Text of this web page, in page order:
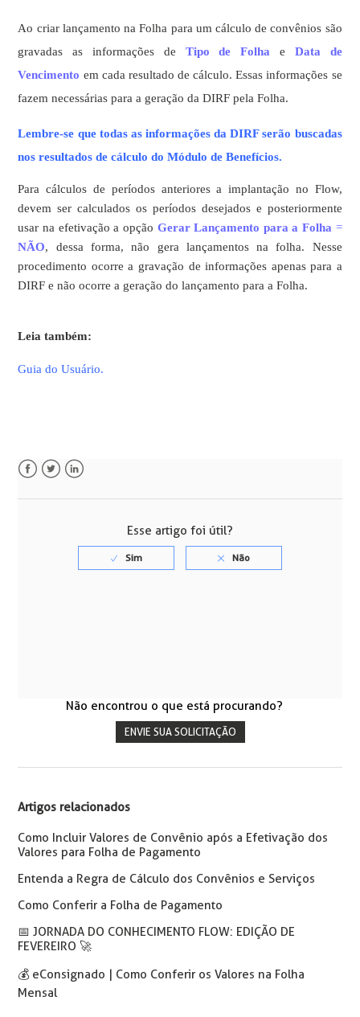
Ao criar lançamento na Folha para um cálculo de convênios são
gravadas as informações de Tipo de Folha e Data de
Vencimento em cada resultado de cálculo. Essas informações se
fazem necessárias para a geração da DIRF pela Folha.
Lembre-se que todas as informações da DIRF serão buscadas
nos resultados de cálculo do Módulo de Benefícios.
Para cálculos de períodos anteriores a implantação no Flow,
devem ser calculados os períodos desejados e posteriormente
usar na efetivação a opção Gerar Lançamento para a Folha =
NÃO, dessa forma, não gera lançamentos na folha. Nesse
procedimento ocorre a gravação de informações apenas para a
DIRF e não ocorre a geração do lançamento para a Folha.
Leia também:
Guia do Usuário.
Esse artigo foi útil?
Não encontrou o que está procurando?
ENVIE SUA SOLICITAÇÃO
Artigos relacionados
Como Incluir Valores de Convênio após a Efetivação dos
Valores para Folha de Pagamento
Entenda a Regra de Cálculo dos Convênios e Serviços
Como Conferir a Folha de Pagamento
📅️ JORNADA DO CONHECIMENTO FLOW: EDIÇÃO DE
FEVEREIRO 🚀
💰 eConsignado | Como Conferir os Valores na Folha
Mensal